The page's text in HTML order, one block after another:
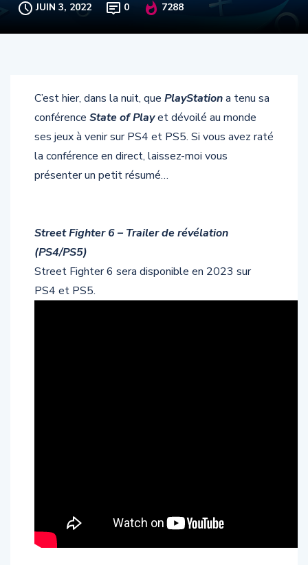
JUIN 3, 2022 0 7288
C’est hier, dans la nuit, que PlayStationa tenu sa
conférence State of Playet dévoilé au monde
ses jeux à venir sur PS4 et PS5. Si vous avez raté
la conférence en direct, laissez-moi vous
présenter un petit résumé…
Street Fighter 6 – Trailer de révélation
(PS4/PS5)
Street Fighter 6 sera disponible en 2023 sur
PS4 et PS5.